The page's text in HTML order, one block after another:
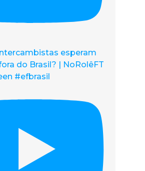
esperam
do Brasil? | NoRolêFT
#efbrasil